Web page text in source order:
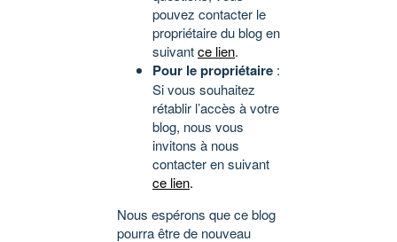
pouvez contacter le
propriétaire du blog en
suivantce lien.
Pour le propriétaire :
Si vous souhaitez
rétablir l’accès à votre
blog, nous vous
invitons à nous
contacter en suivant
ce lien.
Nous espérons que ce blog
pourra être de nouveau